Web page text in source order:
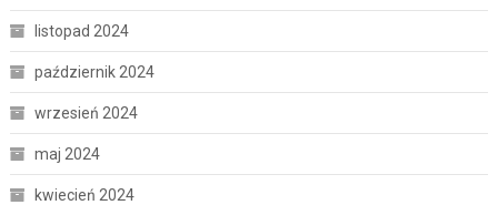
listopad 2024
październik 2024
wrzesień 2024
maj 2024
kwiecień 2024